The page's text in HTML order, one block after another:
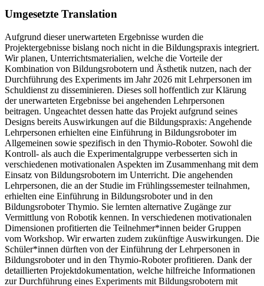
Umgesetzte Translation
Aufgrund dieser unerwarteten Ergebnisse wurden die
Projektergebnisse bislang noch nicht in die Bildungspraxis integriert.
Wir planen, Unterrichtsmaterialien, welche die Vorteile der
Kombination von Bildungsrobotern und Ästhetik nutzen, nach der
Durchführung des Experiments im Jahr 2026 mit Lehrpersonen im
Schuldienst zu disseminieren. Dieses soll hoffentlich zur Klärung
der unerwarteten Ergebnisse bei angehenden Lehrpersonen
beitragen. Ungeachtet dessen hatte das Projekt aufgrund seines
Designs bereits Auswirkungen auf die Bildungspraxis: Angehende
Lehrpersonen erhielten eine Einführung in Bildungsroboter im
Allgemeinen sowie spezifisch in den Thymio-Roboter. Sowohl die
Kontroll- als auch die Experimentalgruppe verbesserten sich in
verschiedenen motivationalen Aspekten im Zusammenhang mit dem
Einsatz von Bildungsrobotern im Unterricht. Die angehenden
Lehrpersonen, die an der Studie im Frühlingssemester teilnahmen,
erhielten eine Einführung in Bildungsroboter und in den
Bildungsroboter Thymio. Sie lernten alternative Zugänge zur
Vermittlung von Robotik kennen. In verschiedenen motivationalen
Dimensionen profitierten die Teilnehmer*innen beider Gruppen
vom Workshop. Wir erwarten zudem zukünftige Auswirkungen. Die
Schüler*innen dürften von der Einführung der Lehrpersonen in
Bildungsroboter und in den Thymio-Roboter profitieren. Dank der
detaillierten Projektdokumentation, welche hilfreiche Informationen
zur Durchführung eines Experiments mit Bildungsrobotern mit